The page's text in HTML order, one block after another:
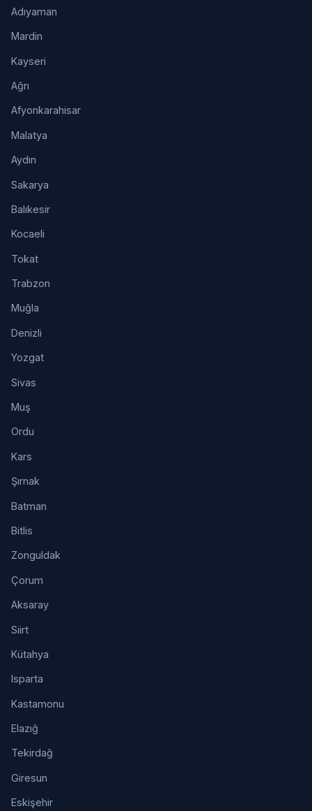
Adıyaman
Mardin
Kayseri
Ağrı
Afyonkarahisar
Malatya
Aydın
Sakarya
Balıkesir
Kocaeli
Tokat
Trabzon
Muğla
Denizli
Yozgat
Sivas
Muş
Ordu
Kars
Şırnak
Batman
Bitlis
Zonguldak
Çorum
Aksaray
Siirt
Kütahya
Isparta
Kastamonu
Elazığ
Tekirdağ
Giresun
Eskişehir